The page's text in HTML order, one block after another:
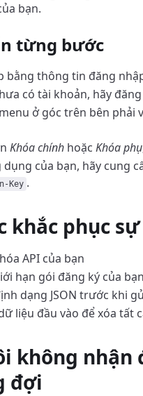
bạn.
từng bước
bằng thông tin đăng
có tài khoản, hãy
ở góc trên bên phải
Khóa chínhhoặc Khóa phụ
của bạn, hãy cung
Key .
khắc phục
API của bạn
hạn gói đăng ký của bạn
dạng JSON trước khi
liệu đầu vào để xóa tất
không
đợi